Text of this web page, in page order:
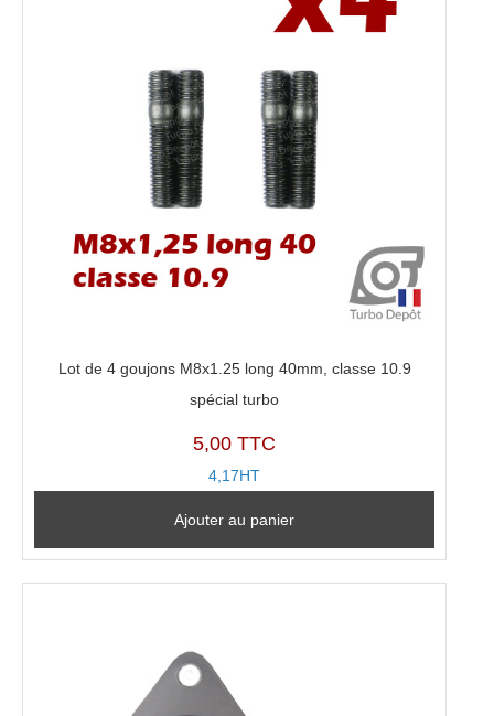
Lot de 4 goujons M8x1.25 long 40mm, classe 10.9
spécial turbo
5,00 TTC
4,17HT
Ajouter au panier